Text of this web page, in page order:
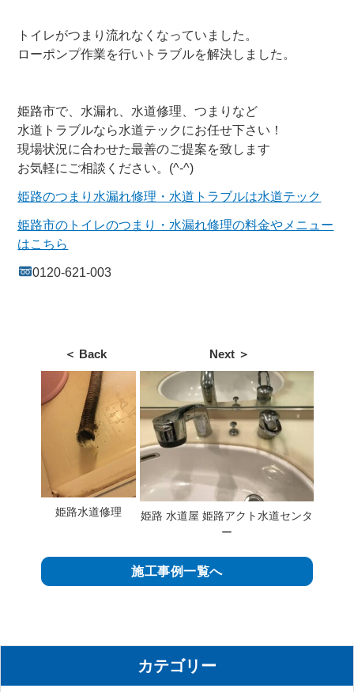
トイレがつまり流れなくなっていました。
ローポンプ作業を行いトラブルを解決しました。
姫路市で、水漏れ、水道修理、つまりなど
水道トラブルなら水道テックにお任せ下さい！
現場状況に合わせた最善のご提案を致します
お気軽にご相談ください。(^-^)
姫路のつまり水漏れ修理・水道トラブルは水道テック
姫路市のトイレのつまり・水漏れ修理の料金やメニュー
はこちら
0120-621-003
＜ Back
姫路水道修理
Next ＞
姫路 水道屋 姫路アクト水道センタ
ー
施工事例一覧へ
カテゴリー